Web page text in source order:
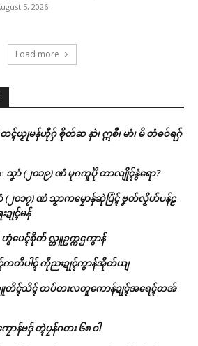
5, 2026
Load more
တၚ်ယၟုမန်ဟီုဂှ် ၜိုတ်ဆ နာဲ၊ ဣစဳ၊ မာံ၊ မိ တံဓဝ်ရဂှ်
သၞာံ (၂၀၁၉) ဏံ မုဂကူပိုဲ တာလျိုၚ်နွံရော?
(၂၀၁၇) ဏံ သၟာကမၠောန်ဆုဲပြံၚ် ဗၞတ်လၟိဟ်ပန်ဠ
ဍုၚ်မန်
ပေၚ်စိုတ် လ္တူဥက္ကဌကွာန်
ကတိပါၚ် ကဵုညးဍုၚ်ကွာန်အိုတ်ယျ
တိၚ်သိၚ် တပ်တးလတူကောန်ဍုၚ်အရေၚ်တအ်
န်ဗဒှ် တ္ၚဲပၠန်ဂတး ၆၈ ဝါ